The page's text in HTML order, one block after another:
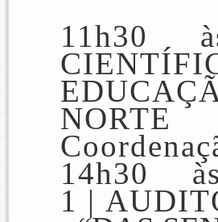
11h30
NORTE
14h30
1 |